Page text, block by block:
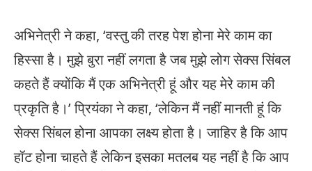
अभिनेत्री ने कहा, ‘वस्तु की तरह पेश होना मेरे काम का
हिस्सा है। मुझे बुरा नहीं लगता है जब मुझे लोग सेक्स सिंबल
कहते हैं क्योंकि मैं एक अभिनेत्री हूं और यह मेरे काम की
प्रकृति है।’ प्रियंका ने कहा, ‘लेकिन मैं नहीं मानती हूं कि
सेक्स सिंबल होना आपका लक्ष्य होता है। जाहिर है कि आप
हॉट होना चाहते हैं लेकिन इसका मतलब यह नहीं है कि आप